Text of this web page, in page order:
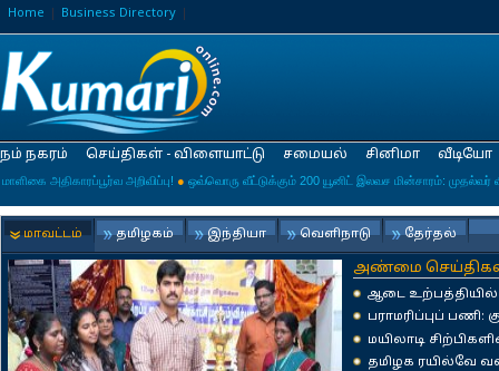
Home Business Directory
நம் நகரம் செய்திகள் - விளையாட்டு சமையல் சினிமா வீடியோ
அதிகாரப்பூர்வ அறிவிப்பு!● ஒவ்வொரு வீட்டுக்கும் 200 யூனிட் இலவச மின்சாரம்: முதல்வர்
மாவட்டம் தமிழகம் இந்தியா வெளிநாடு தேர்தல்
அண்மை
ஆடை உற்பத்தியில்
நெசவாளர்களுக்கு
பராமரிப்புப் பணி:
ரயில்கள்
மயிலாடி
செதுக்கப்பட்ட 11
தமிழக ரயில்வே